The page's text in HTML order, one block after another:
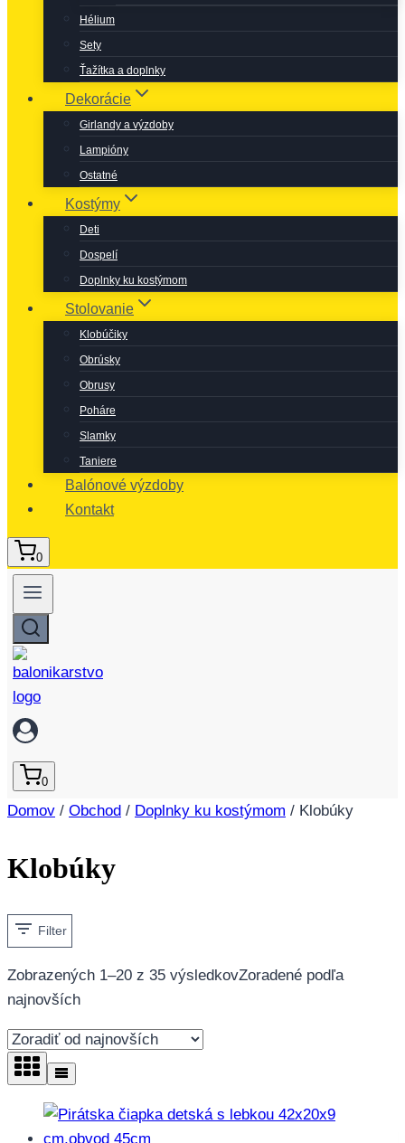
Hélium
Sety
Ťažítka a doplnky
Dekorácie
Girlandy a výzdoby
Lampióny
Ostatné
Kostýmy
Deti
Dospelí
Doplnky ku kostýmom
Stolovanie
Klobúčiky
Obrúsky
Obrusy
Poháre
Slamky
Taniere
Balónové výzdoby
Kontakt
0
0
Domov / Obchod / Doplnky ku kostýmom / Klobúky
Klobúky
Filter
Zobrazených 1–20 z 35 výsledkovZoradené podľa
najnovších